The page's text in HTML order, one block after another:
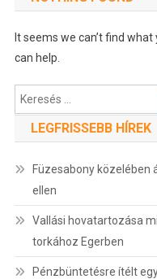
It seems we can’t find
can help.
Keresés:
LEGFRISSEBB HÍREK
Füzesabony közelében
ellen
Vallási hovatartozása
torkához Egerben
Pénzbüntetésre ítélt